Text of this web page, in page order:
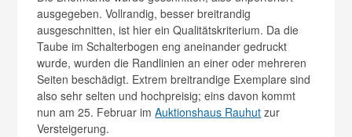
ausgegeben. Vollrandig, besser breitrandig
ausgeschnitten, ist hier ein Qualitätskriterium. Da die
Taube im Schalterbogen eng aneinander gedruckt
wurde, wurden die Randlinien an einer oder mehreren
Seiten beschädigt. Extrem breitrandige Exemplare sind
also sehr selten und hochpreisig; eins davon kommt
nun am 25. Februar imAuktionshaus Rauhut zur
Versteigerung.